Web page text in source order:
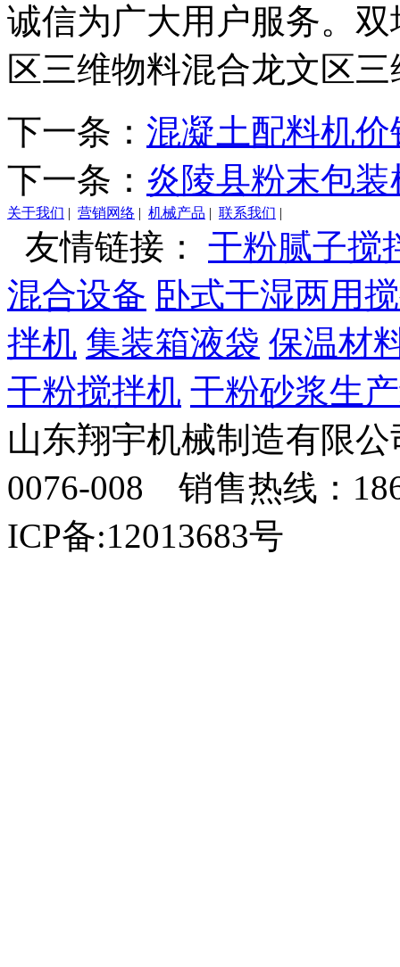
诚信为广大用户服务。
区三维物料混合龙文区
下一条： 混凝土配料机价
下一条： 炎陵县粉末包装
关于我们 | 营销网络 | 机械产品 | 联系我们 |
友情链接： 干粉腻子搅
混合设备 卧式干湿两用
拌机 集装箱液袋 保温材
干粉搅拌机 干粉砂浆生
山东翔宇机械制造有限
0076-008 销售热线：
ICP备:12013683号